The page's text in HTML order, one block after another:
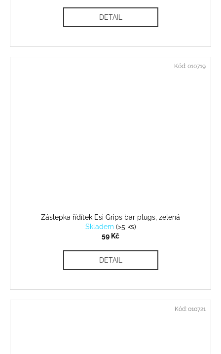
DETAIL
Záslepka řídítek Esi Grips bar plugs, zelená
Skladem (>5 ks)
59 Kč
DETAIL
Kód: 010719
Kód: 010721